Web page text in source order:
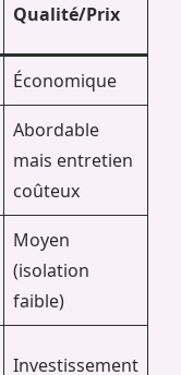
Qualité/Prix
Économique
Abordable
mais entretien
coûteux
Moyen
(isolation
faible)
Investissement